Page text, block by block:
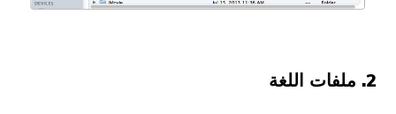
2. ملفات اللغة